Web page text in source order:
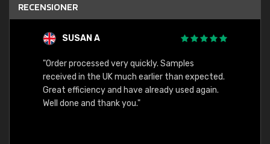
RECENSIONER
SUSAN A
"Order processed very quickly. Samples
received in the UK much earlier than expected.
Great efficiency and have already used again.
Well done and thank you."